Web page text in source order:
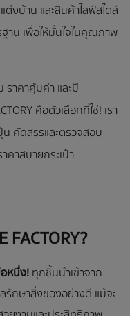
ต่งบ้าน และสินค้าไลฟ์สไตล์
าน เพื่อให้มั่นใจในคุณภาพ
าคาคุ้มค่า และมี
คือตัวเลือกที่ใช่! เรา
คัดสรรและตรวจสอบ
คาสบายกระเป๋า
FACTORY?
หนึ่ง!ทุกชิ้นนำเข้าจาก
กษาสิ่งของอย่างดี แม้จะ